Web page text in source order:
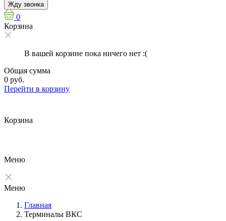
Жду звонка
0
Корзина
В вашей корзине пока ничего нет :(
Общая сумма
0 руб.
Перейти в корзину
Корзина
Меню
Меню
Главная
Терминалы ВКС